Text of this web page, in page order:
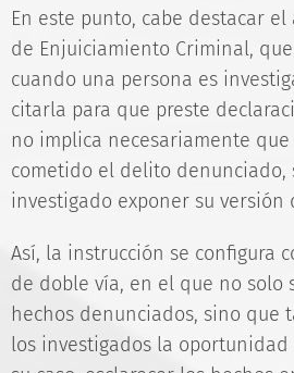
En este punto, cabe destacar
de Enjuiciamiento Criminal,
cuando una persona es
citarla para que preste
no implica necesariamente
cometido el delito
investigado exponer su versión
Así, la instrucción se configura
de doble vía, en el que no solo
hechos denunciados, sino que
los investigados la